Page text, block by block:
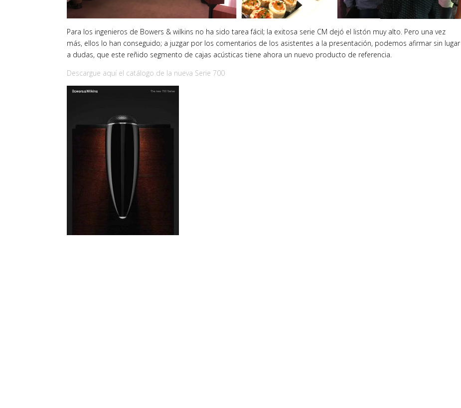
Para los ingenieros de Bowers & wilkins no ha sido tarea fácil; la exitosa serie CM dejó el listón muy alto. Pero una vez
más, ellos lo han conseguido; a juzgar por los comentarios de los asistentes a la presentación, podemos afirmar sin lugar
a dudas, que este reñido segmento de cajas acústicas tiene ahora un nuevo producto de referencia.
Descargue aquí el catálogo de la nueva Serie 700